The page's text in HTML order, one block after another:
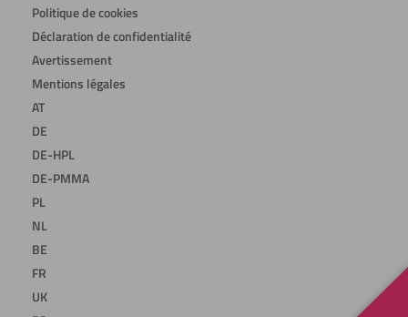
Politique de cookies
Déclaration de confidentialité
Avertissement
Mentions légales
AT
DE
DE-HPL
DE-PMMA
PL
NL
BE
FR
UK